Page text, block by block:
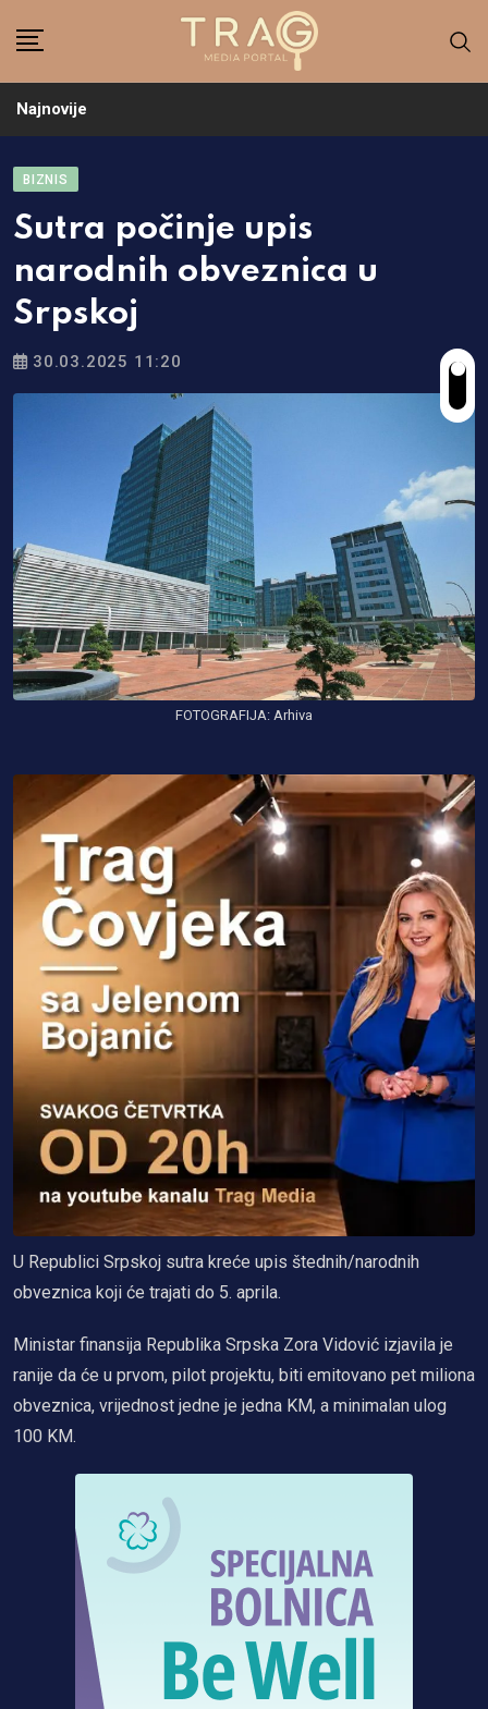
Najnovije
BIZNIS
Sutra počinje upis
narodnih obveznica u
Srpskoj
30.03.2025 11:20
FOTOGRAFIJA: Arhiva
U Republici Srpskoj sutra kreće upis štednih/narodnih
obveznica koji će trajati do 5. aprila.
Ministar finansija Republika Srpska Zora Vidović izjavila je
ranije da će u prvom, pilot projektu, biti emitovano pet miliona
obveznica, vrijednost jedne je jedna KM, a minimalan ulog
100 KM.